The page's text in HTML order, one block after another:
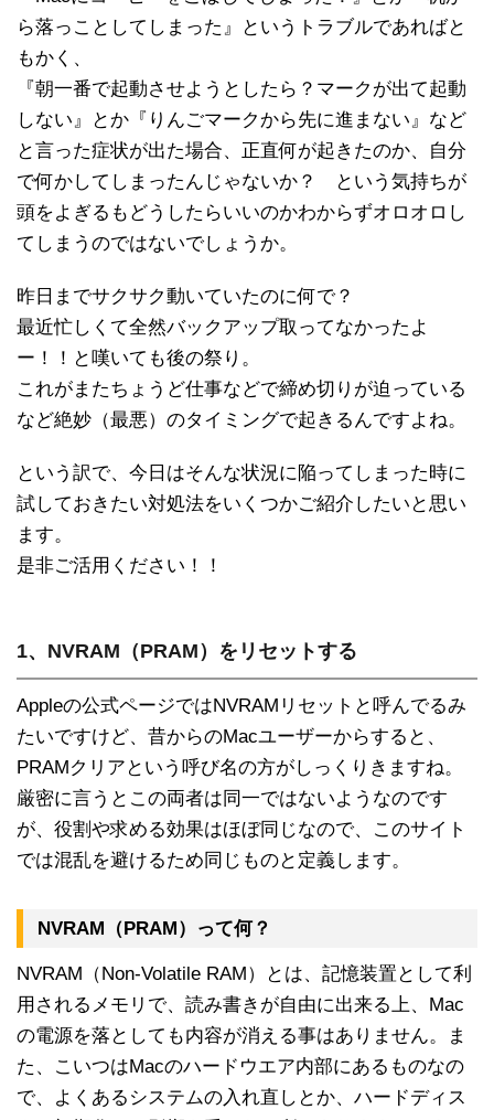
ら落っことしてしまった』というトラブルであればと
もかく、
『朝一番で起動させようとしたら？マークが出て起動
しない』とか『りんごマークから先に進まない』など
と言った症状が出た場合、正直何が起きたのか、自分
で何かしてしまったんじゃないか？ という気持ちが
頭をよぎるもどうしたらいいのかわからずオロオロし
てしまうのではないでしょうか。
昨日までサクサク動いていたのに何で？
最近忙しくて全然バックアップ取ってなかったよ
ー！！と嘆いても後の祭り。
これがまたちょうど仕事などで締め切りが迫っている
など絶妙（最悪）のタイミングで起きるんですよね。
という訳で、今日はそんな状況に陥ってしまった時に
試しておきたい対処法をいくつかご紹介したいと思い
ます。
是非ご活用ください！！
1、NVRAM（PRAM）をリセットする
Appleの公式ページではNVRAMリセットと呼んでるみ
たいですけど、昔からのMacユーザーからすると、
PRAMクリアという呼び名の方がしっくりきますね。
厳密に言うとこの両者は同一ではないようなのです
が、役割や求める効果はほぼ同じなので、このサイト
では混乱を避けるため同じものと定義します。
NVRAM（PRAM）って何？
NVRAM（Non-Volatile RAM）とは、記憶装置として利
用されるメモリで、読み書きが自由に出来る上、Mac
の電源を落としても内容が消える事はありません。ま
た、こいつはMacのハードウエア内部にあるものなの
で、よくあるシステムの入れ直しとか、ハードディス